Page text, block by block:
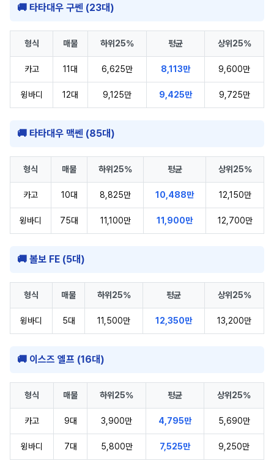
🚚 타타대우 구쎈 (23대)
형식 매물 하위25% 평균 상위25%
카고 11대 6,625만 8,113만 9,600만
윙바디 12대 9,125만 9,425만 9,725만
🚚 타타대우 맥쎈 (85대)
형식 매물 하위25% 평균 상위25%
카고 10대 8,825만 10,488만 12,150만
윙바디 75대 11,100만 11,900만 12,700만
🚚 볼보 FE (5대)
형식 매물 하위25% 평균 상위25%
윙바디 5대 11,500만 12,350만 13,200만
🚚 이스즈 엘프 (16대)
형식 매물 하위25% 평균 상위25%
카고 9대 3,900만 4,795만 5,690만
윙바디 7대 5,800만 7,525만 9,250만